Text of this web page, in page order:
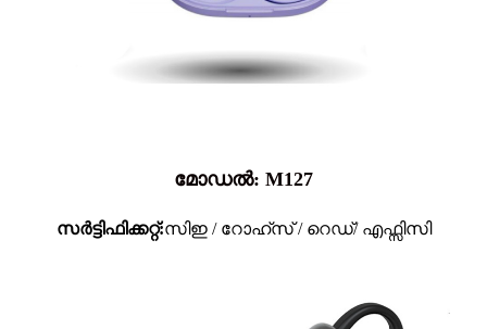
മോഡൽ: M127
സർട്ടിഫിക്കറ്റ്:സിഇ / റോഹ്സ് / റെഡ്/ എഫ്സിസി